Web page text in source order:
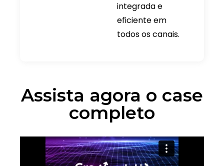
integrada e
eficiente em
todos os canais.
Assista agora o case
completo